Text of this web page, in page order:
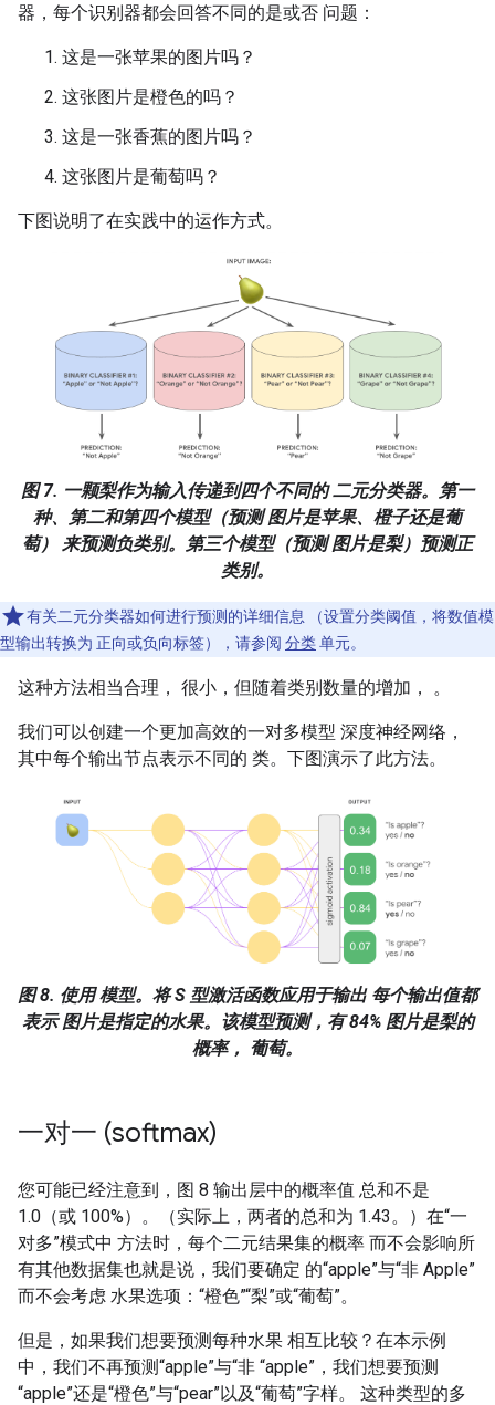
器，每个识别器都会回答不同的是或否 问题：
这是一张苹果的图片吗？
这张图片是橙色的吗？
这是一张香蕉的图片吗？
这张图片是葡萄吗？
下图说明了在实践中的运作方式。
图 7. 一颗梨作为输入传递到四个不同的 二元分类器。第一
种、第二和第四个模型（预测 图片是苹果、橙子还是葡
萄） 来预测负类别。第三个模型（预测 图片是梨）预测正
类别。
有关二元分类器如何进行预测的详细信息 （设置分类阈值，将数值模
型输出转换为 正向或负向标签），请参阅 分类单元。
这种方法相当合理， 很小，但随着类别数量的增加， 。
我们可以创建一个更加高效的一对多模型 深度神经网络，
其中每个输出节点表示不同的 类。下图演示了此方法。
图 8. 使用 模型。将 S 型激活函数应用于输出 每个输出值都
表示 图片是指定的水果。该模型预测，有 84% 图片是梨的
概率， 葡萄。
一对一 (softmax)
您可能已经注意到，图 8 输出层中的概率值 总和不是
1.0（或 100%）。（实际上，两者的总和为 1.43。）在“一
对多”模式中 方法时，每个二元结果集的概率 而不会影响所
有其他数据集也就是说，我们要确定 的“apple”与“非 Apple”
而不会考虑 水果选项：“橙色”“梨”或“葡萄”。
但是，如果我们想要预测每种水果 相互比较？在本示例
中，我们不再预测“apple”与“非 “apple”，我们想要预测
“apple”还是“橙色”与“pear”以及“葡萄”字样。 这种类型的多